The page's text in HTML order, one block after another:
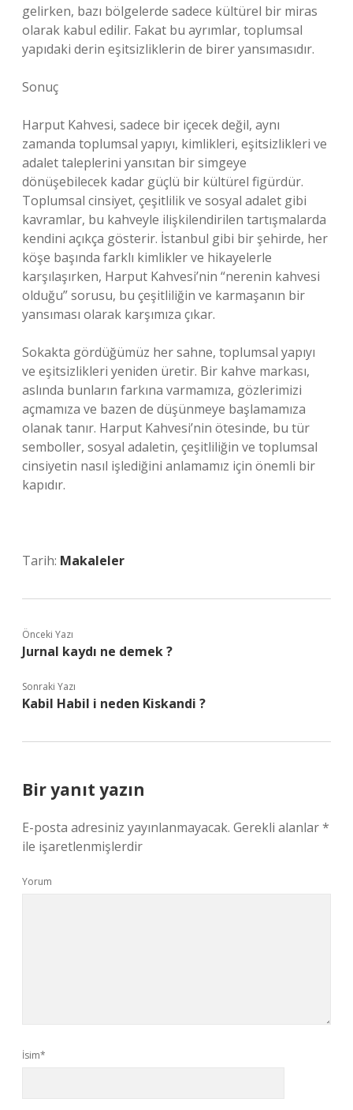
gelirken, bazı bölgelerde sadece kültürel bir miras
olarak kabul edilir. Fakat bu ayrımlar, toplumsal
yapıdaki derin eşitsizliklerin de birer yansımasıdır.
Sonuç
Harput Kahvesi, sadece bir içecek değil, aynı
zamanda toplumsal yapıyı, kimlikleri, eşitsizlikleri ve
adalet taleplerini yansıtan bir simgeye
dönüşebilecek kadar güçlü bir kültürel figürdür.
Toplumsal cinsiyet, çeşitlilik ve sosyal adalet gibi
kavramlar, bu kahveyle ilişkilendirilen tartışmalarda
kendini açıkça gösterir. İstanbul gibi bir şehirde, her
köşe başında farklı kimlikler ve hikayelerle
karşılaşırken, Harput Kahvesi’nin “nerenin kahvesi
olduğu” sorusu, bu çeşitliliğin ve karmaşanın bir
yansıması olarak karşımıza çıkar.
Sokakta gördüğümüz her sahne, toplumsal yapıyı
ve eşitsizlikleri yeniden üretir. Bir kahve markası,
aslında bunların farkına varmamıza, gözlerimizi
açmamıza ve bazen de düşünmeye başlamamıza
olanak tanır. Harput Kahvesi’nin ötesinde, bu tür
semboller, sosyal adaletin, çeşitliliğin ve toplumsal
cinsiyetin nasıl işlediğini anlamamız için önemli bir
kapıdır.
Tarih: Makaleler
Önceki Yazı
Jurnal kaydı ne demek ?
Sonraki Yazı
Kabil Habil i neden Kiskandi ?
Bir yanıt yazın
E-posta adresiniz yayınlanmayacak. Gerekli alanlar*
ile işaretlenmişlerdir
Yorum
İsim*